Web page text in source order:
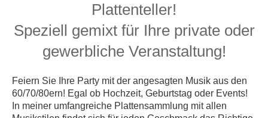
Plattenteller!
Speziell gemixt für Ihre private oder
gewerbliche Veranstaltung!
Feiern Sie Ihre Party mit der angesagten Musik aus den
60/70/80ern! Egal ob Hochzeit, Geburtstag oder Events!
In meiner umfangreiche Plattensammlung mit allen